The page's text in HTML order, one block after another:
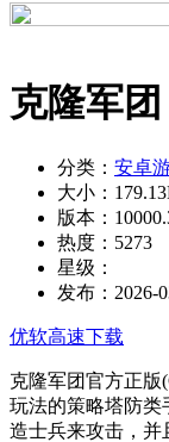
克隆军团
分类： 安卓
大小：
版本：
热度： 5273
星级：
发布： 2026-
优软高速下载
克隆军团官方正版
玩法的策略塔防类
造士兵来攻击，并